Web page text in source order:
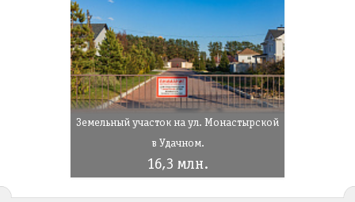
Земельный участок на ул. Монастырской
в Удачном.
16,3 млн.